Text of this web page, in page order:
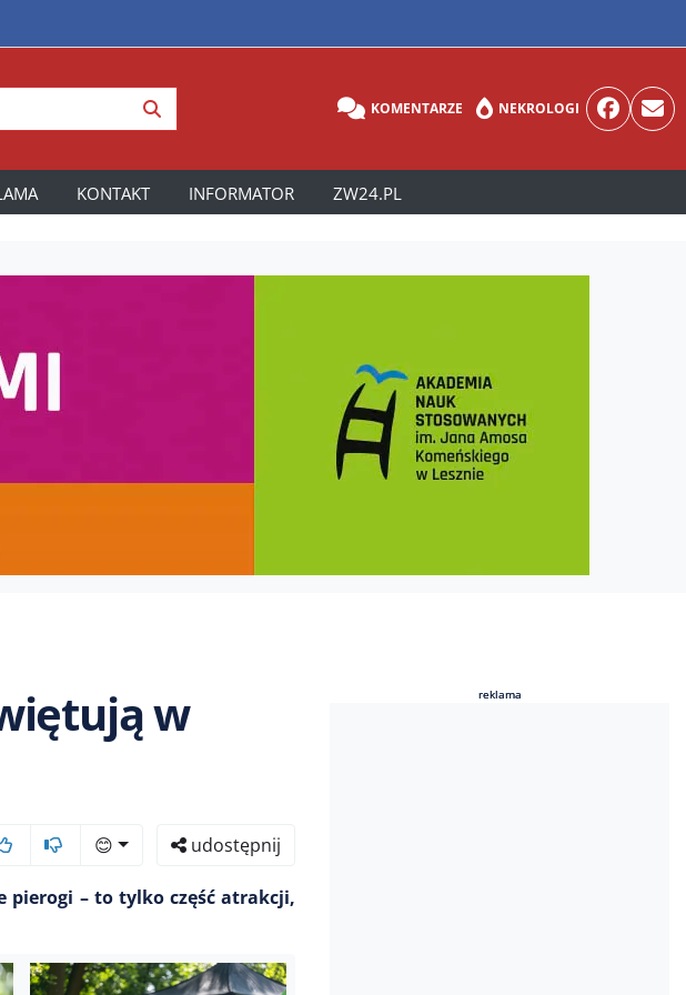
KOMENTARZE NEKROLOGI
KONTAKT INFORMATOR ZW24.PL
w
😊 udostępnij
pierogi – to tylko część atrakcji,
reklama
reklama